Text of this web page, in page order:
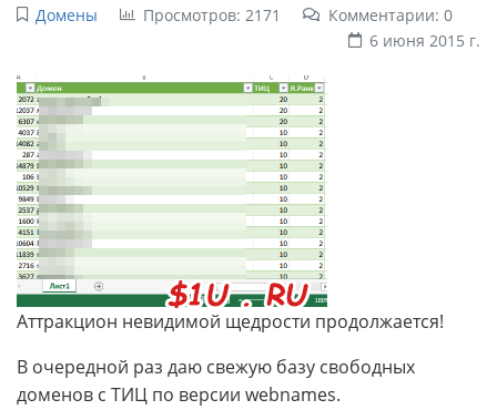
Домены Просмотров: 2171
Комментарии: 0
6 июня 2015 г.
Аттракцион невидимой щедрости продолжается!
В очередной раз даю свежую базу свободных
доменов с ТИЦ по версии webnames.